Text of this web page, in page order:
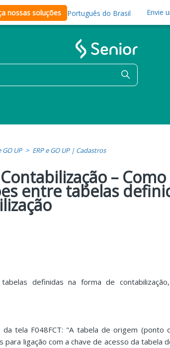
nossas soluções Português do Brasil Envie
GO UP ERP e GO UP | Cadastros
– Como
entre tabelas
definidas na forma de
da tela F048FCT: "A tabela de origem (ponto
ligação com a chave de acesso da tabela